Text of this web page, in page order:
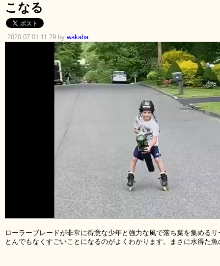
こなる
2020.07.01 11:29 by wakaba
ローラーブレードが非常に得意な少年と強力な風で落ち葉を集める
とんでもなくすごいことになるのがよくわかります。まさに水得た